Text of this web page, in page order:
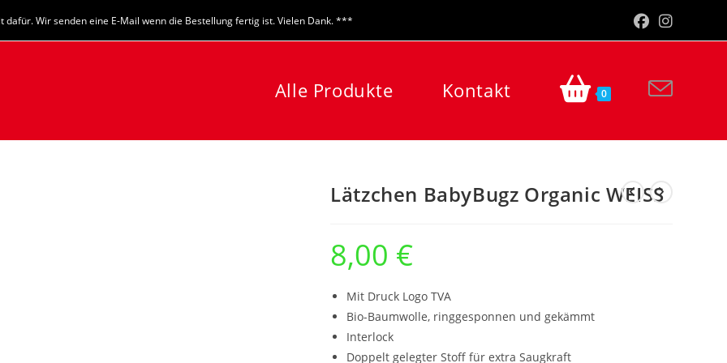
Wir senden eine E-Mail wenn die Bestellung fertig ist. Vielen Dank. ***
Alle Produkte Kontakt 0
Lätzchen BabyBugz Organic WEISS
8,00 €
Mit Druck Logo TVA
Bio-Baumwolle, ringgesponnen und gekämmt
Interlock
Doppelt gelegter Stoff für extra Saugkraft